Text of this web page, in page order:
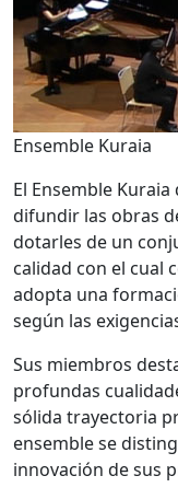
Ensemble Kuraia
El Ensemble
difundir las obras
dotarles de un
calidad con el cual
adopta una
según las
Sus miembros
profundas
sólida trayectoria
ensemble se
innovación de sus